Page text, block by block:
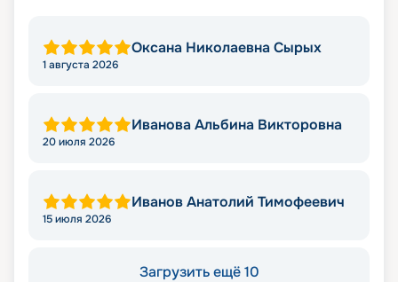
Оксана Николаевна Сырых
1 августа 2026
Иванова Альбина Викторовна
20 июля 2026
Иванов Анатолий Тимофеевич
15 июля 2026
Загрузить ещё 10